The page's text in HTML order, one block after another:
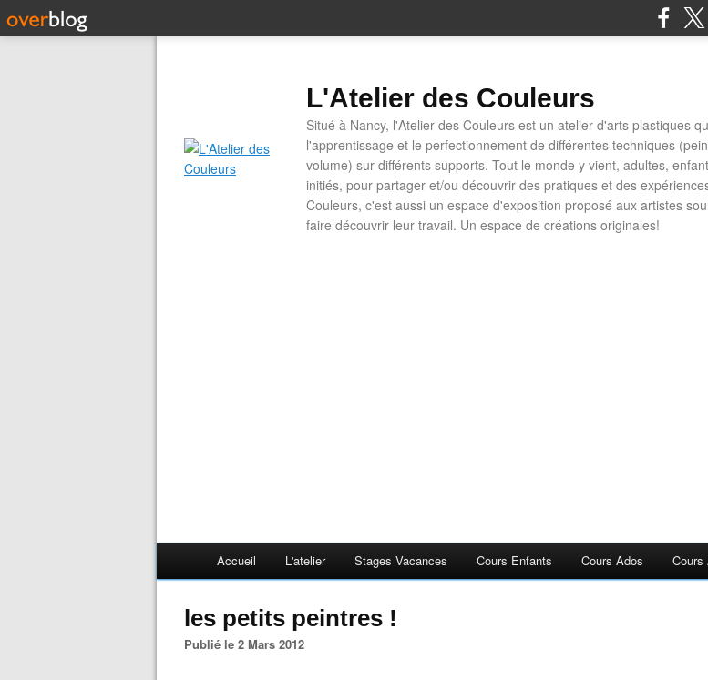
L'Atelier des Couleurs
Situé à Nancy, l'Atelier des Couleurs est un atelier d'arts plastiques
l'apprentissage et le perfectionnement de différentes techniques
volume) sur différents supports. Tout le monde y vient, adultes,
initiés, pour partager et/ou découvrir des pratiques et des
Couleurs, c'est aussi un espace d'exposition proposé aux artistes
faire découvrir leur travail. Un espace de créations originales!
Accueil L'atelier Stages Vacances Cours Enfants Cours Ados Cours
les petits peintres !
Publié le 2 Mars 2012